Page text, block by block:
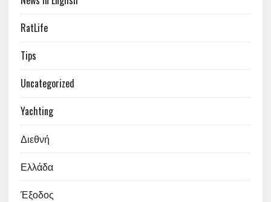
RatLife
Tips
Uncategorized
Yachting
Διεθνή
Ελλάδα
Έξοδος